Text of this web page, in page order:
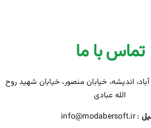
تماس با ما
اندیشه، خیابان منصور، خیابان شهید روح
الله عبادی
: info@modabersoft.ir